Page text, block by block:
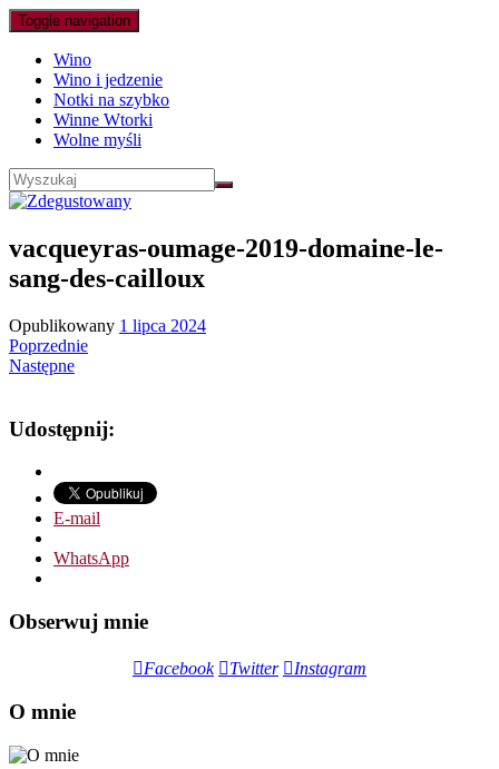
Toggle navigation
Wino
Wino i jedzenie
Notki na szybko
Winne Wtorki
Wolne myśli
vacqueyras-oumage-2019-domaine-le-
sang-des-cailloux
Opublikowany 1 lipca 2024
Poprzednie
Następne
Udostępnij:
E-mail
WhatsApp
Obserwuj mnie
Facebook Twitter Instagram
O mnie